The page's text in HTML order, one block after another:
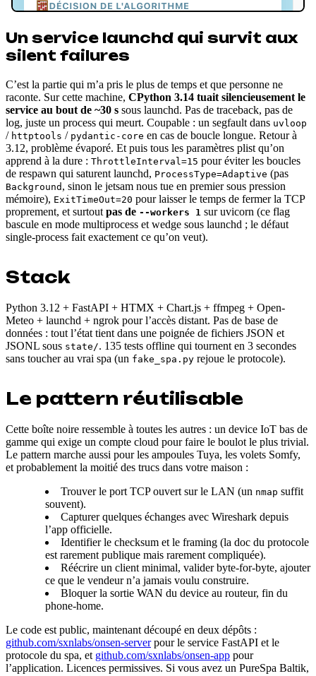
Un service launchd qui survit aux
silent failures
C’est la partie qui m’a pris le plus de temps et que personne ne
raconte. Sur cette machine, CPython 3.14 tuait silencieusement le
service au bout de ~30 s sous launchd. Pas de traceback, pas de
log, juste un process qui meurt. Coupable : un segfault dans uvloop
/ httptools / pydantic-core en cas de boucle longue. Retour à
3.12, problème évaporé. Et puis tous les paramètres plist qu’on
apprend à la dure : ThrottleInterval=15 pour éviter les boucles
de respawn qui saturent launchd, ProcessType=Adaptive (pas
Background , sinon le jetsam nous tue en premier sous pression
mémoire), ExitTimeOut=20 pour laisser le temps de fermer la TCP
proprement, et surtout pas de --workers 1 sur uvicorn (ce flag
bascule en mode multiprocess et wedge sous launchd ; le défaut
single-process fait exactement ce qu’on veut).
Stack
Python 3.12 + FastAPI + HTMX + Chart.js + ffmpeg + Open-
Meteo + launchd + ngrok pour l’accès distant. Pas de base de
données : tout l’état tient dans une poignée de fichiers JSON et
JSONL sous state/. 135 tests offline qui tournent en 3 secondes
sans toucher au vrai spa (un fake_spa.py rejoue le protocole).
Le pattern réutilisable
Cette boîte noire ressemble à toutes les autres : un device IoT bas de
gamme qui exige un compte cloud pour faire le boulot le plus trivial.
Le pattern marche aussi pour les ampoules Tuya, les volets Somfy,
et probablement la moitié des trucs dans votre maison :
Trouver le port TCP ouvert sur le LAN (un nmap suffit
souvent).
Capturer quelques échanges avec Wireshark depuis
l’app officielle.
Identifier le checksum et le framing (la doc du protocole
est rarement publique mais rarement compliquée).
Réécrire un client minimal, valider byte-for-byte, ajouter
ce que le vendeur n’a jamais voulu construire.
Bloquer la sortie WAN du device au routeur, fin du
phone-home.
Le code est public, maintenant découpé en deux dépôts :
github.com/sxnlabs/onsen-serverpour le service FastAPI et le
protocole du spa, et github.com/sxnlabs/onsen-app pour
l’application. Licences permissives. Si vous avez un PureSpa Baltik,